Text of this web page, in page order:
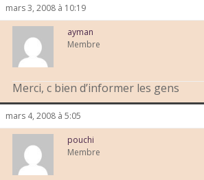
mars 3, 2008 à 10:19
ayman
Membre
Merci, c bien d’informer les gens
mars 4, 2008 à 5:05
pouchi
Membre